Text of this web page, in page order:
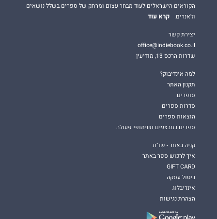
הקוראים הישראלים לעוד מבחר עצום ומרתק של ספרים בשלל נושאים
וז'אנרים.
קרא עוד
יצירת קשר
office@indiebook.co.il
שדרות הרכס 13, מודיעין
למה אינדיבוק?
תקנון האתר
סופרים
סדרות ספרים
הוצאות ספרים
ספרים במבצעים ושיתופי פעולה
קניה באתר - שו"ת
איך לרכוש ספר באתר
GIFT CARD
ביטול עסקה
אינדיבלוג
הצהרת נגישות